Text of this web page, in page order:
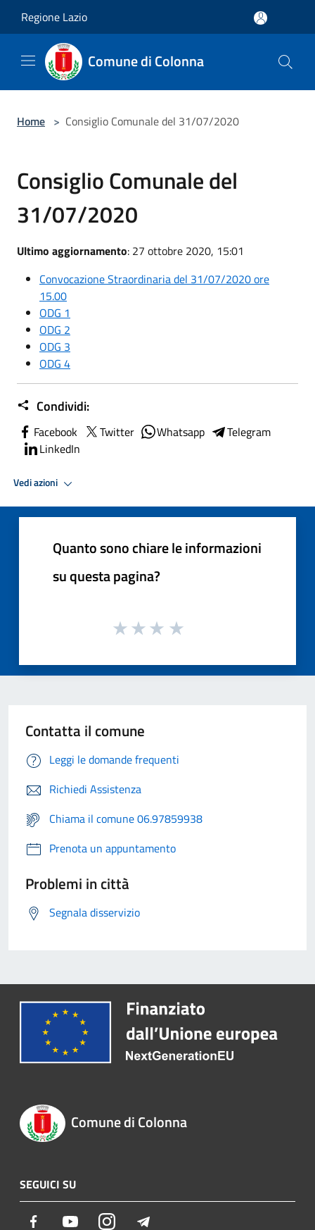
Regione Lazio
Comune di Colonna
Home > Consiglio Comunale del 31/07/2020
Consiglio Comunale del
31/07/2020
Ultimo aggiornamento: 27 ottobre 2020, 15:01
Convocazione Straordinaria del 31/07/2020 ore
15.00
ODG 1
ODG 2
ODG 3
ODG 4
Condividi:
Facebook Twitter Whatsapp
Telegram
LinkedIn
Vedi azioni
Quanto sono chiare le informazioni
su questa pagina?
Contatta il comune
Leggi le domande frequenti
Richiedi Assistenza
Chiama il comune 06.97859938
Prenota un appuntamento
Problemi in città
Segnala disservizio
Comune di Colonna
SEGUICI SU
Facebook YoutubeInstagram